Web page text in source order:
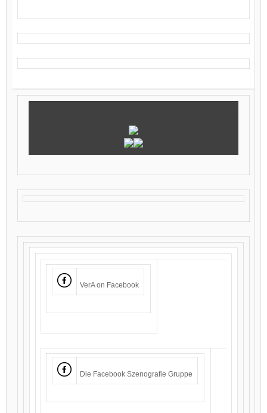
VerA on Facebook
Die Facebook Szenografie Gruppe